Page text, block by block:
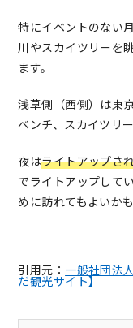
特にイベントのない
川やスカイツリーを
ます。
浅草側（西側）は東
ベンチ、スカイツリ
夜はライトアップさ
でライトアップして
めに訪れてもよいか
引用元： 一般社団法
だ観光サイト】